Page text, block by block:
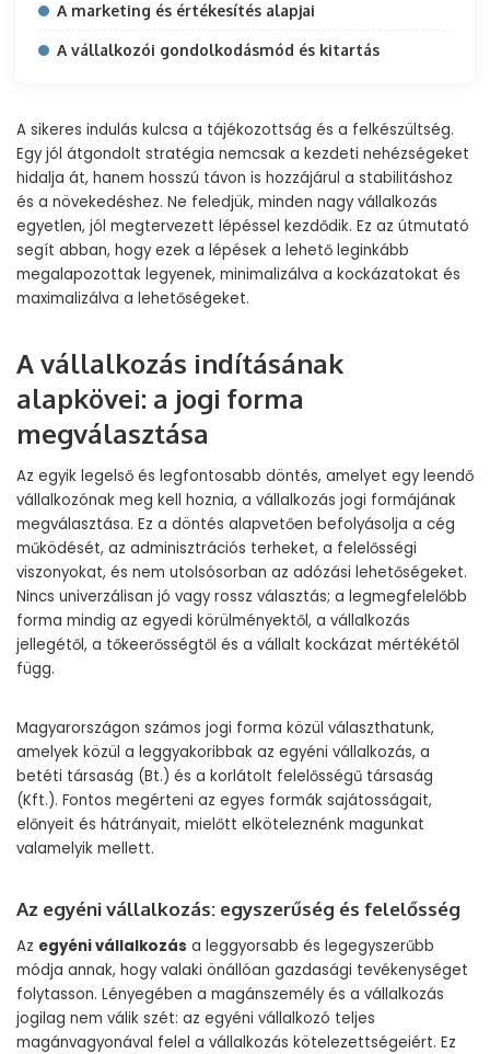
A marketing és értékesítés alapjai
A vállalkozói gondolkodásmód és kitartás
A sikeres indulás kulcsa a tájékozottság és a felkészültség.
Egy jól átgondolt stratégia nemcsak a kezdeti nehézségeket
hidalja át, hanem hosszú távon is hozzájárul a stabilitáshoz
és a növekedéshez. Ne feledjük, minden nagy vállalkozás
egyetlen, jól megtervezett lépéssel kezdődik. Ez az útmutató
segít abban, hogy ezek a lépések a lehető leginkább
megalapozottak legyenek, minimalizálva a kockázatokat és
maximalizálva a lehetőségeket.
A vállalkozás indításának
alapkövei: a jogi forma
megválasztása
Az egyik legelső és legfontosabb döntés, amelyet egy leendő
vállalkozónak meg kell hoznia, a vállalkozás jogi formájának
megválasztása. Ez a döntés alapvetően befolyásolja a cég
működését, az adminisztrációs terheket, a felelősségi
viszonyokat, és nem utolsósorban az adózási lehetőségeket.
Nincs univerzálisan jó vagy rossz választás; a legmegfelelőbb
forma mindig az egyedi körülményektől, a vállalkozás
jellegétől, a tőkeerősségtől és a vállalt kockázat mértékétől
függ.
Magyarországon számos jogi forma közül választhatunk,
amelyek közül a leggyakoribbak az egyéni vállalkozás, a
betéti társaság (Bt.) és a korlátolt felelősségű társaság
(Kft.). Fontos megérteni az egyes formák sajátosságait,
előnyeit és hátrányait, mielőtt elköteleznénk magunkat
valamelyik mellett.
Az egyéni vállalkozás: egyszerűség és felelősség
Az egyéni vállalkozás a leggyorsabb és legegyszerűbb
módja annak, hogy valaki önállóan gazdasági tevékenységet
folytasson. Lényegében a magánszemély és a vállalkozás
jogilag nem válik szét: az egyéni vállalkozó teljes
magánvagyonával felel a vállalkozás kötelezettségeiért. Ez